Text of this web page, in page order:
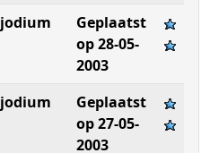
jodium
Geplaatst
op 28-05-
2003
jodium
Geplaatst
op 27-05-
2003